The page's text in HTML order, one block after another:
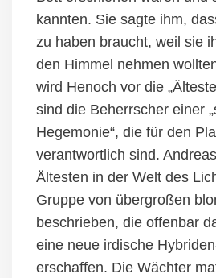
kannten. Sie sagte ihm,
zu haben braucht, weil sie
den Himmel nehmen
wird Henoch vor die
sind die Beherrscher einer
Hegemonie“, die für den
verantwortlich sind.
Ältesten in der Welt des
Gruppe von übergroßen
beschrieben, die offenbar
eine neue irdische
erschaffen. Die Wächter